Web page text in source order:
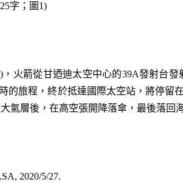
字；圖1)
火箭從甘迺迪太空中心的39A發射台
的旅程，終於抵達國際太空站，將停留
氣層後，在高空張開降落傘，最後落回
2020/5/27.